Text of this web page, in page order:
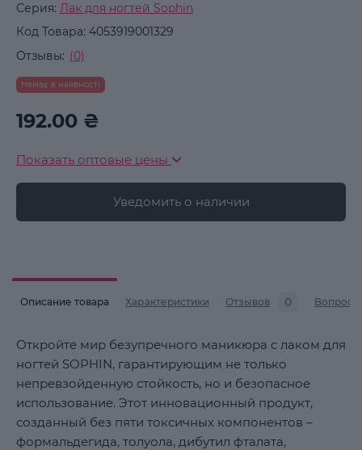
Серия: Лак для ногтей Sophin
Код Товара: 4053919001329
Отзывы: (0)
Немає в наявності
192.00 ₴
Показать оптовые цены
Уведомить о наличии
Описание товара Характеристики Отзывов 0 Вопросы
Откройте мир безупречного маникюра с лаком для
ногтей SOPHIN, гарантирующим не только
непревзойденную стойкость, но и безопасное
использование. Этот инновационный продукт,
созданный без пяти токсичных компонентов –
формальдегида, толуола, дибутил фталата,